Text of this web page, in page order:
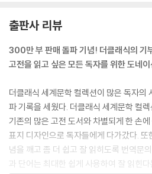
출판사 리뷰
300만 부 판매 돌파 기념! 더클래식의 기
고전을 읽고 싶은 모든 독자를 위한 도네
더클래식 세계문학 컬렉션이 많은 독자의
파 기록을 세웠다. 더클래식 세계문학 컬
기존의 많은 고전 도서와 차별되게 한 손
표지 디자인으로 독자들에게 다가갔다. 또
념을 깨고 좀 더 쉽고 잘 읽히도록 번역문
과 단어는 최대한 쉽게 사용하여 잘 읽힌다